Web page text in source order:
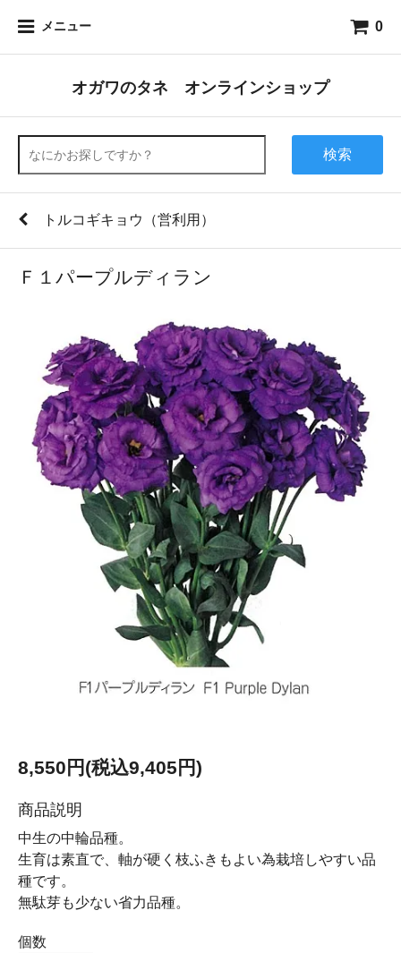
メニュー 0
オガワのタネ オンラインショップ
検索
トルコギキョウ（営利用）
Ｆ１パープルディラン
8,550円(税込9,405円)
商品説明
中生の中輪品種。
生育は素直で、軸が硬く枝ふきもよい為栽培しやすい品
種です。
無駄芽も少ない省力品種。
個数